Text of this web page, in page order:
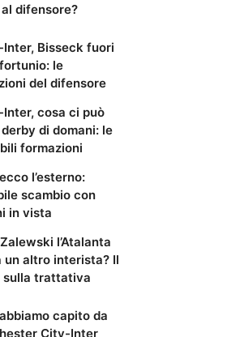
difensore?
Inter, Bisseck fuori
le
del difensore
cosa ci può
di domani: le
formazioni
l’esterno:
scambio con
in vista
l’Atalanta
un altro interista? Il
sulla trattativa
capito da
City-Inter